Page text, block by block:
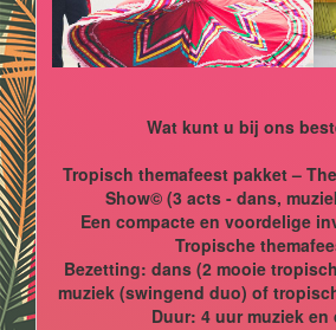
Wat kunt u bij ons
Tropisch themafeest pakket –
Show© (3 acts - dans,
Een compacte en voordelige
Tropische
Bezetting: dans (2 mooie
muziek (swingend duo) of
Duur: 4 uur muziek en